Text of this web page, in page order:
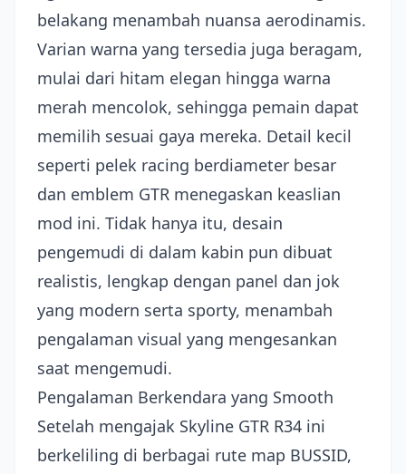
belakang menambah nuansa aerodinamis.
Varian warna yang tersedia juga beragam,
mulai dari hitam elegan hingga warna
merah mencolok, sehingga pemain dapat
memilih sesuai gaya mereka. Detail kecil
seperti pelek racing berdiameter besar
dan emblem GTR menegaskan keaslian
mod ini. Tidak hanya itu, desain
pengemudi di dalam kabin pun dibuat
realistis, lengkap dengan panel dan jok
yang modern serta sporty, menambah
pengalaman visual yang mengesankan
saat mengemudi.
Pengalaman Berkendara yang Smooth
Setelah mengajak Skyline GTR R34 ini
berkeliling di berbagai rute map BUSSID,